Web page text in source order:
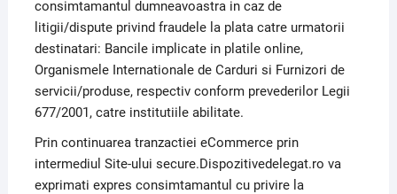
consimtamantul dumneavoastra in caz de
litigii/dispute privind fraudele la plata catre urmatorii
destinatari: Bancile implicate in platile online,
Organismele Internationale de Carduri si Furnizori de
servicii/produse, respectiv conform prevederilor Legii
677/2001, catre institutiile abilitate.
Prin continuarea tranzactiei eCommerce prin
intermediul Site-ului secure.Dispozitivedelegat.ro va
exprimati expres consimtamantul cu privire la